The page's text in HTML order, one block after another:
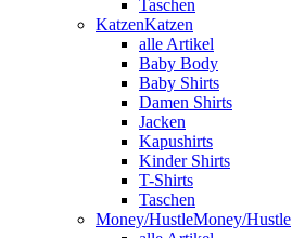
Taschen
KatzenKatzen
alle Artikel
Baby Body
Baby Shirts
Damen Shirts
Jacken
Kapushirts
Kinder Shirts
T-Shirts
Taschen
Money/HustleMoney/Hustle